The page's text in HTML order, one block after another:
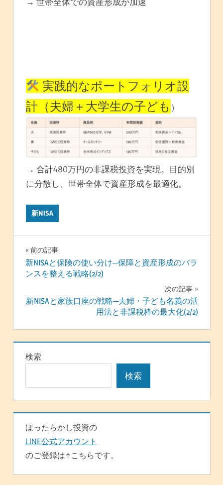
実践的なポートフォリオ設
計（夫婦＋大学生の子ども ）
→ 合計480万円の非課税投資を実現。目的別
に分散し、世帯全体で資産形成を最適化。
新NISA
投
稿
ゲ
ー
シ
ョ
ン
前の記事
新NISAと保険の使い分け─保障と資産形成のバラ
ンスを整える戦略(2/2)
次の記事
新NISAと家族口座の戦略─夫婦・子ども名義の活
用法と非課税枠の最大化(2/2)
検索
検索
ほったらかし投資の
LINE公式アカウント
のご登録は↑こちらです。